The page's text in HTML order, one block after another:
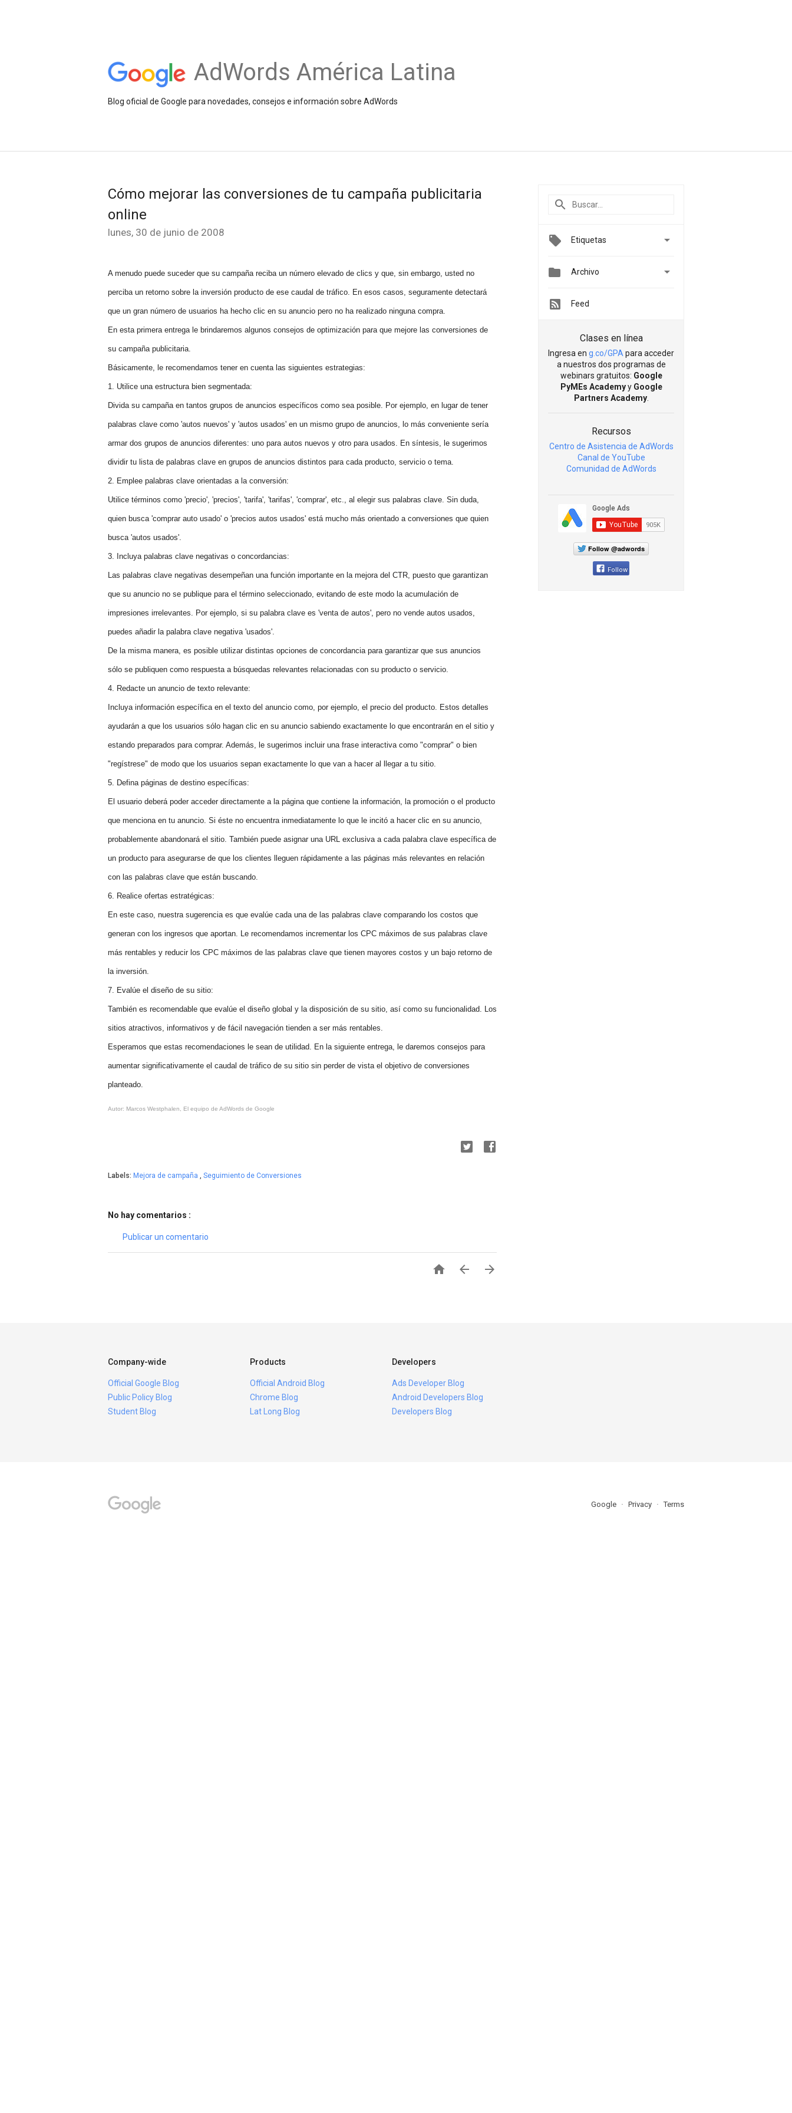
AdWords América Latina
Blog oficial de Google para novedades, consejos e información sobre AdWords
Cómo mejorar las conversiones de tu campaña publicitaria
online
lunes, 30 de junio de 2008
A menudo puede suceder que su campaña reciba un número elevado de clics y que, sin embargo, usted no
perciba un retorno sobre la inversión producto de ese caudal de tráfico. En esos casos, seguramente detectará
que un gran número de usuarios ha hecho clic en su anuncio pero no ha realizado ninguna compra.
En esta primera entrega le brindaremos algunos consejos de optimización para que mejore las conversiones de
su campaña publicitaria.
Básicamente, le recomendamos tener en cuenta las siguientes estrategias:
1. Utilice una estructura bien segmentada:
Divida su campaña en tantos grupos de anuncios específicos como sea posible. Por ejemplo, en lugar de tener
palabras clave como 'autos nuevos' y 'autos usados' en un mismo grupo de anuncios, lo más conveniente sería
armar dos grupos de anuncios diferentes: uno para autos nuevos y otro para usados. En síntesis, le sugerimos
dividir tu lista de palabras clave en grupos de anuncios distintos para cada producto, servicio o tema.
2. Emplee palabras clave orientadas a la conversión:
Utilice términos como 'precio', 'precios', 'tarifa', 'tarifas', 'comprar', etc., al elegir sus palabras clave. Sin duda,
quien busca 'comprar auto usado' o 'precios autos usados' está mucho más orientado a conversiones que quien
busca 'autos usados'.
3. Incluya palabras clave negativas o concordancias:
Las palabras clave negativas desempeñan una función importante en la mejora del CTR, puesto que garantizan
que su anuncio no se publique para el término seleccionado, evitando de este modo la acumulación de
impresiones irrelevantes. Por ejemplo, si su palabra clave es 'venta de autos', pero no vende autos usados,
puedes añadir la palabra clave negativa 'usados'.
De la misma manera, es posible utilizar distintas opciones de concordancia para garantizar que sus anuncios
sólo se publiquen como respuesta a búsquedas relevantes relacionadas con su producto o servicio.
4. Redacte un anuncio de texto relevante:
Incluya información específica en el texto del anuncio como, por ejemplo, el precio del producto. Estos detalles
ayudarán a que los usuarios sólo hagan clic en su anuncio sabiendo exactamente lo que encontrarán en el sitio y
estando preparados para comprar. Además, le sugerimos incluir una frase interactiva como "comprar" o bien
"regístrese" de modo que los usuarios sepan exactamente lo que van a hacer al llegar a tu sitio.
5. Defina páginas de destino específicas:
El usuario deberá poder acceder directamente a la página que contiene la información, la promoción o el producto
que menciona en tu anuncio. Si éste no encuentra inmediatamente lo que le incitó a hacer clic en su anuncio,
probablemente abandonará el sitio. También puede asignar una URL exclusiva a cada palabra clave específica de
un producto para asegurarse de que los clientes lleguen rápidamente a las páginas más relevantes en relación
con las palabras clave que están buscando.
6. Realice ofertas estratégicas:
En este caso, nuestra sugerencia es que evalúe cada una de las palabras clave comparando los costos que
generan con los ingresos que aportan. Le recomendamos incrementar los CPC máximos de sus palabras clave
más rentables y reducir los CPC máximos de las palabras clave que tienen mayores costos y un bajo retorno de
la inversión.
7. Evalúe el diseño de su sitio:
También es recomendable que evalúe el diseño global y la disposición de su sitio, así como su funcionalidad. Los
sitios atractivos, informativos y de fácil navegación tienden a ser más rentables.
Esperamos que estas recomendaciones le sean de utilidad. En la siguiente entrega, le daremos consejos para
aumentar significativamente el caudal de tráfico de su sitio sin perder de vista el objetivo de conversiones
planteado.
Autor: Marcos Westphalen, El equipo de AdWords de Google
Labels: Mejora de campaña , Seguimiento de Conversiones
No hay comentarios :
Publicar un comentario
  
Etiquetas 
 Archivo 
Feed
Clases en línea
Ingresa en g.co/GPA para acceder
a nuestros dos programas de
webinars gratuitos: Google
PyMEs Academyy Google
Partners Academy.
Recursos
Centro de Asistencia de AdWords
Canal de YouTube
Comunidad de AdWords
Follow @adwords
Follow
Company-wide
Official Google Blog
Public Policy Blog
Student Blog
Products
Official Android Blog
Chrome Blog
Lat Long Blog
Developers
Ads Developer Blog
Android Developers Blog
Developers Blog
Google Privacy Terms